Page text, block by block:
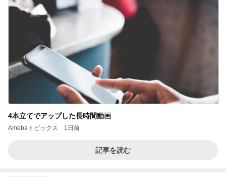
4本立てでアップした長時間動画
Amebaトピックス 1日前
記事を読む